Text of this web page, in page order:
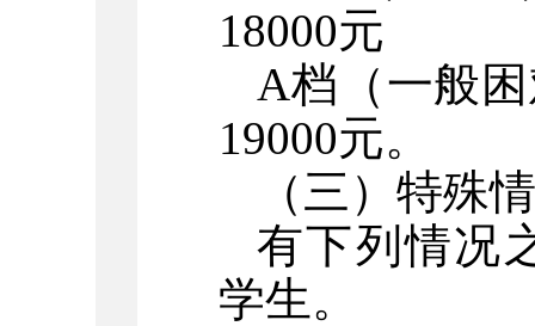
18000元
A档（一般
19000元。
（三）特殊
有下列情况
学生。